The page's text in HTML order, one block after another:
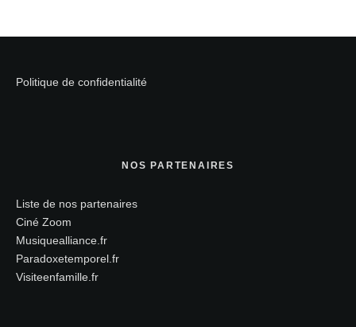
Politique de confidentialité
NOS PARTENAIRES
Liste de nos partenaires
Ciné Zoom
Musiquealliance.fr
Paradoxetemporel.fr
Visiteenfamille.fr